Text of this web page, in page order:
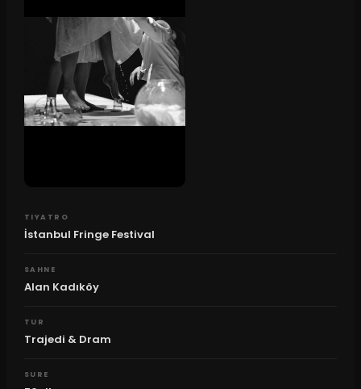
TIYATRO
İstanbul Fringe Festival
SAHNE
Alan Kadıköy
TUR
Trajedi & Dram
SURE